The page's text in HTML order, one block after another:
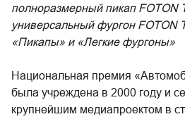
полноразмерный пикап FOTON
универсальный фургон FOTON
«Пикапы» и «Легкие фургоны»
Национальная премия
была учреждена в 2000 году и
крупнейшим медиапроектом в